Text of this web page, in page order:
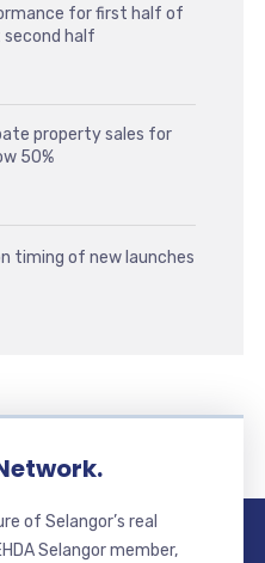
for first half of
half
property sales for
50%
timing of new launches
of Selangor’s real
Selangor member,